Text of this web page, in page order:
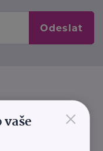
Odeslat
×